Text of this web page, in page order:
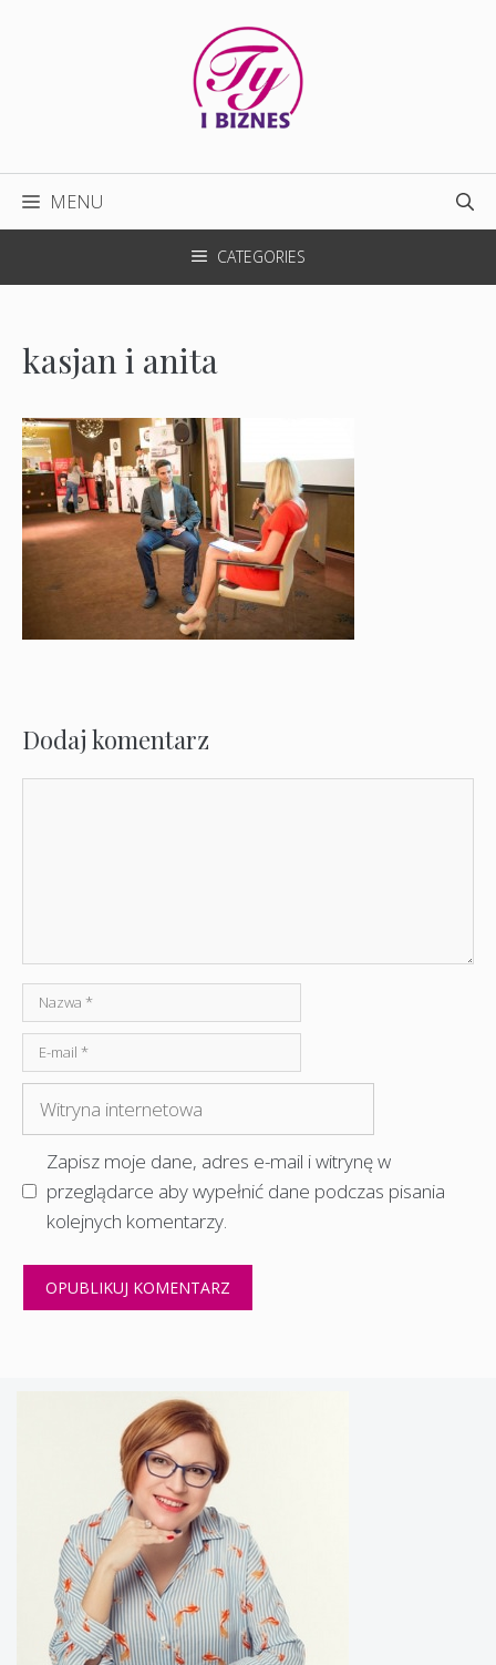
MENU
CATEGORIES
kasjan i anita
Dodaj komentarz
Nazwa
mail
internetowa
Zapisz moje dane, adres e-mail i witrynę w
przeglądarce aby wypełnić dane podczas pisania
kolejnych komentarzy.